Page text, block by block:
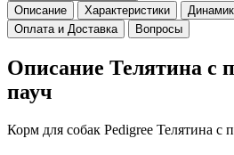
Описание
Характеристики
Оплата и Доставка
Вопросы
Описание Телятина с
пауч
Корм для собак Pedigree Телятина с